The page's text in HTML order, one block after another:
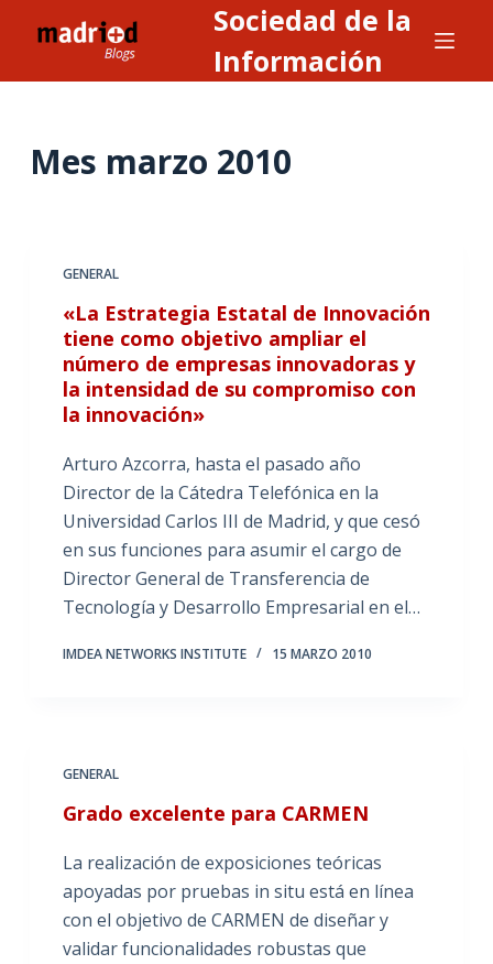
l
Sociedad de la
Información
Mes marzo 2010
GENERAL
«La Estrategia Estatal de Innovación
tiene como objetivo ampliar el
número de empresas innovadoras y
la intensidad de su compromiso con
la innovación»
Arturo Azcorra, hasta el pasado año
Director de la Cátedra Telefónica en la
Universidad Carlos III de Madrid, y que cesó
en sus funciones para asumir el cargo de
Director General de Transferencia de
Tecnología y Desarrollo Empresarial en el…
IMDEA NETWORKS INSTITUTE 15 MARZO 2010
GENERAL
Grado excelente para CARMEN
La realización de exposiciones teóricas
apoyadas por pruebas in situ está en línea
con el objetivo de CARMEN de diseñar y
validar funcionalidades robustas que